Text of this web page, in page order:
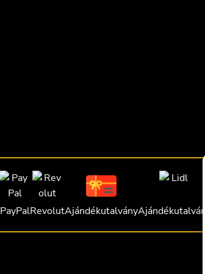
PayPalRevolutAjándékutalványAjándékutalvány